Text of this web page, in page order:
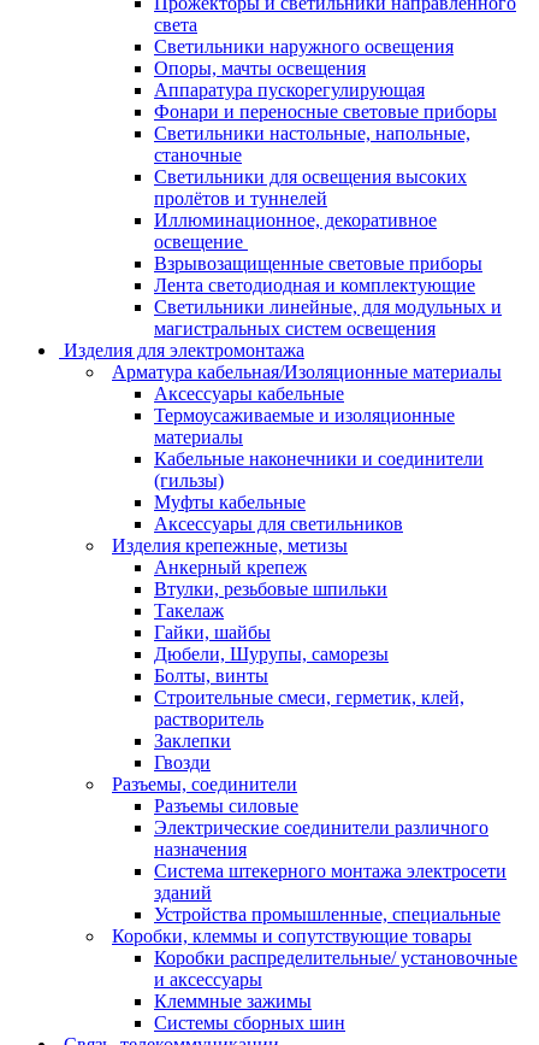
света
Светильники наружного освещения
Опоры, мачты освещения
Аппаратура пускорегулирующая
Фонари и переносные световые приборы
Светильники настольные, напольные,
станочные
Светильники для освещения высоких
пролётов и туннелей
Иллюминационное, декоративное
освещение
Взрывозащищенные световые приборы
Лента светодиодная и комплектующие
Светильники линейные, для модульных и
магистральных систем освещения
Изделия для электромонтажа
Арматура кабельная/Изоляционные материалы
Аксессуары кабельные
Термоусаживаемые и изоляционные
материалы
Кабельные наконечники и соединители
(гильзы)
Муфты кабельные
Аксессуары для светильников
Изделия крепежные, метизы
Анкерный крепеж
Втулки, резьбовые шпильки
Такелаж
Гайки, шайбы
Дюбели, Шурупы, саморезы
Болты, винты
Строительные смеси, герметик, клей,
растворитель
Заклепки
Гвозди
Разъемы, соединители
Разъемы силовые
Электрические соединители различного
назначения
Система штекерного монтажа электросети
зданий
Устройства промышленные, специальные
Коробки, клеммы и сопутствующие товары
Коробки распределительные/ установочные
и аксессуары
Клеммные зажимы
Системы сборных шин